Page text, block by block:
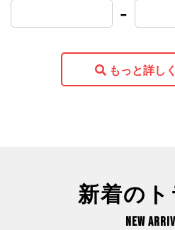
-
もっと詳し
新着のト
NEW